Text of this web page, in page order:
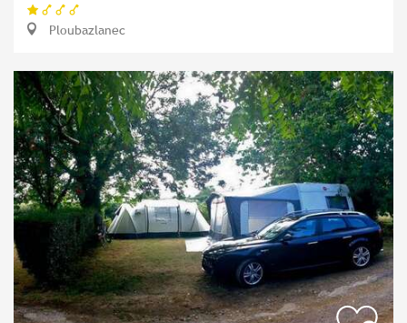
Ploubazlanec